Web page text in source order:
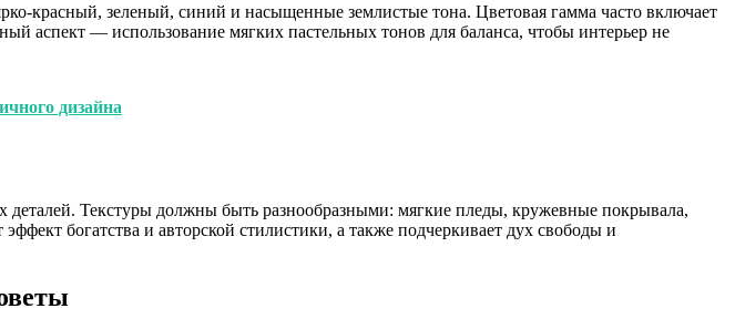
красный, зеленый, синий и насыщенные землистые тона. Цветовая гамма часто включает
аспект — использование мягких пастельных тонов для баланса, чтобы интерьер не
дизайна
Текстуры должны быть разнообразными: мягкие пледы, кружевные покрывала,
богатства и авторской стилистики, а также подчеркивает дух свободы и